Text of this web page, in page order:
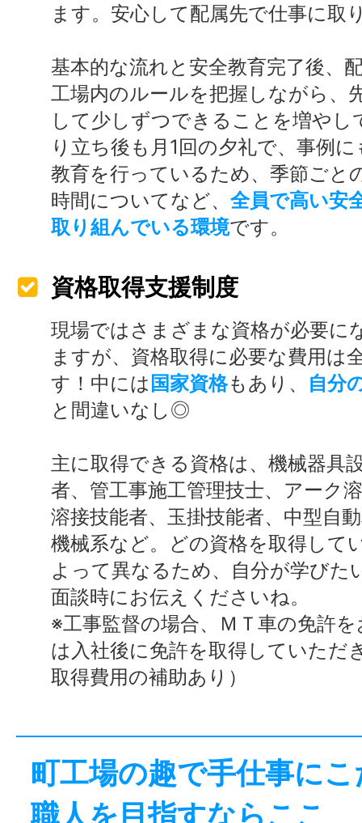
ます。安心して配属先で仕事に取
基本的な流れと安全教育完了後、
工場内のルールを把握しながら、
して少しずつできることを増やし
り立ち後も月1回の夕礼で、事例
教育を行っているため、季節ごと
時間についてなど、全員で高い安
取り組んでいる環境です。
資格取得支援制度
現場ではさまざまな資格が必要に
ますが、資格取得に必要な費用は
す！中には 国家資格もあり、 自分
と間違いなし◎
主に取得できる資格は、機械器具
者、管工事施工管理技士、アーク
溶接技能者、玉掛技能者、中型自
機械系など。どの資格を取得して
よって異なるため、自分が学びた
面談時にお伝えくださいね。
※工事監督の場合、ＭＴ車の免許
は入社後に免許を取得していただ
取得費用の補助あり）
町工場の趣で手仕事に
職人を目指すならここ